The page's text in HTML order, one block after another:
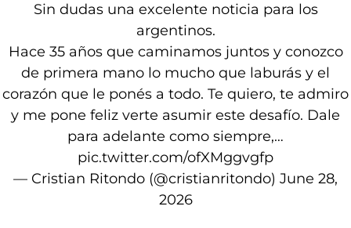
Sin dudas una excelente noticia para los
argentinos.
Hace 35 años que caminamos juntos y conozco
de primera mano lo mucho que laburás y el
corazón que le ponés a todo. Te quiero, te admiro
y me pone feliz verte asumir este desafío. Dale
para adelante como siempre,…
pic.twitter.com/ofXMggvgfp
— Cristian Ritondo (@cristianritondo) June 28,
2026